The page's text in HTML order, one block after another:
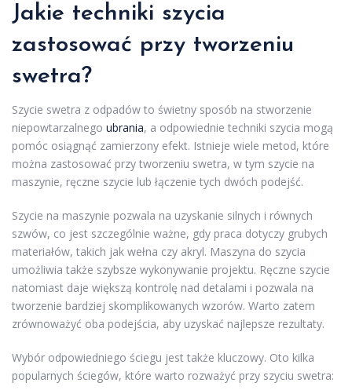
Jakie techniki szycia
zastosować przy tworzeniu
swetra?
Szycie swetra z odpadów to świetny sposób na stworzenie
niepowtarzalnego ubrania, a odpowiednie techniki szycia mogą
pomóc osiągnąć zamierzony efekt. Istnieje wiele metod, które
można zastosować przy tworzeniu swetra, w tym szycie na
maszynie, ręczne szycie lub łączenie tych dwóch podejść.
Szycie na maszynie pozwala na uzyskanie silnych i równych
szwów, co jest szczególnie ważne, gdy praca dotyczy grubych
materiałów, takich jak wełna czy akryl. Maszyna do szycia
umożliwia także szybsze wykonywanie projektu. Ręczne szycie
natomiast daje większą kontrolę nad detalami i pozwala na
tworzenie bardziej skomplikowanych wzorów. Warto zatem
zrównoważyć oba podejścia, aby uzyskać najlepsze rezultaty.
Wybór odpowiedniego ściegu jest także kluczowy. Oto kilka
popularnych ściegów, które warto rozważyć przy szyciu swetra: